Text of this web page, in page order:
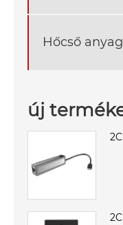
Hőcső anyag
új